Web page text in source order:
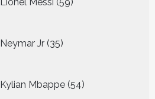
Lionel Messi 59
producten
Neymar Jr 35
producten
Kylian Mbappe 54
producten